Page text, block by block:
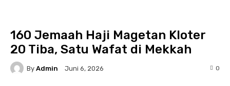
160 Jemaah Haji Magetan Kloter
20 Tiba, Satu Wafat di Mekkah
By Admin Juni 6, 2026 0